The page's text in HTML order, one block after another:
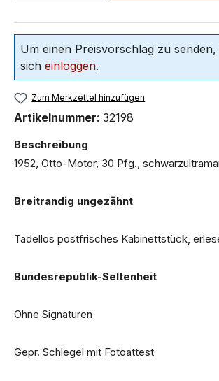
Um einen Preisvorschlag zu senden,
sich einloggen.
Zum Merkzettel hinzufügen
Artikelnummer: 32198
Beschreibung
1952, Otto-Motor, 30 Pfg.,
Breitrandig ungezähnt
Tadellos postfrisches Kabinettstück,
Bundesrepublik-Seltenheit
Ohne Signaturen
Gepr. Schlegel mit Fotoattest